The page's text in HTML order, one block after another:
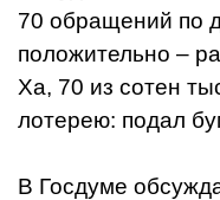
70 обращений по
положительно –
Ха, 70 из сотен
лотерею: подал
В Госдуме